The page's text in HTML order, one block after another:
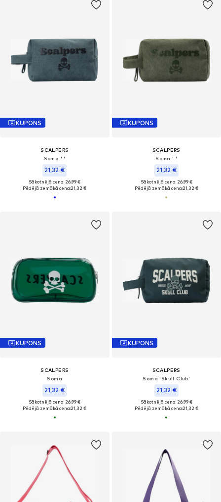
KUPONS
SCALPERS
Soma ' '
21,32 €
Sākotnējā cena: 26,99 €
Pēdējā zemākā cena:21,32 €
KUPONS
SCALPERS
Soma ' '
21,32 €
Sākotnējā cena: 26,99 €
Pēdējā zemākā cena:21,32 €
KUPONS
SCALPERS
Soma
21,32 €
Sākotnējā cena: 26,99 €
Pēdējā zemākā cena:21,32 €
KUPONS
SCALPERS
Soma 'Skull Club'
21,32 €
Sākotnējā cena: 26,99 €
Pēdējā zemākā cena:21,32 €